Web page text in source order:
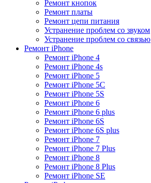
Ремонт кнопок
Ремонт платы
Ремонт цепи питания
Устранение проблем со звуком
Устранение проблем со связью
Ремонт iPhone
Ремонт iPhone 4
Ремонт iPhone 4s
Ремонт iPhone 5
Ремонт iPhone 5C
Ремонт iPhone 5S
Ремонт iPhone 6
Ремонт iPhone 6 plus
Ремонт iPhone 6S
Ремонт iPhone 6S plus
Ремонт iPhone 7
Ремонт iPhone 7 Plus
Ремонт iPhone 8
Ремонт iPhone 8 Plus
Ремонт iPhone SE